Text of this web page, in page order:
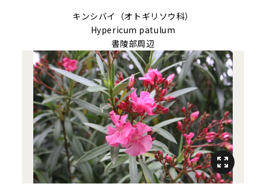
キンシバイ（オトギリソウ科）
Hypericum patulum
書陵部周辺